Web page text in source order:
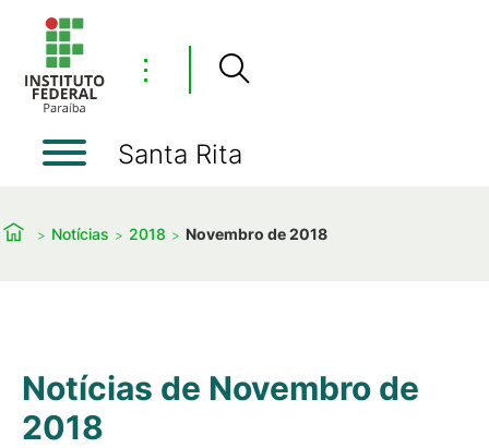
⋮
Santa Rita
Notícias 2018 Novembro de 2018
Notícias de Novembro de
2018